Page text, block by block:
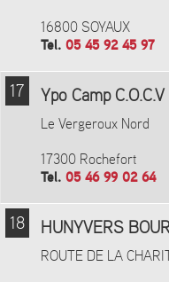
16800 SOYAUX
Tel. 05 45 92 45 97
17 Ypo Camp
Le Vergeroux Nord
17300 Rochefort
Tel. 05 46 99 02 64
18 HUNYVERS
ROUTE DE LA